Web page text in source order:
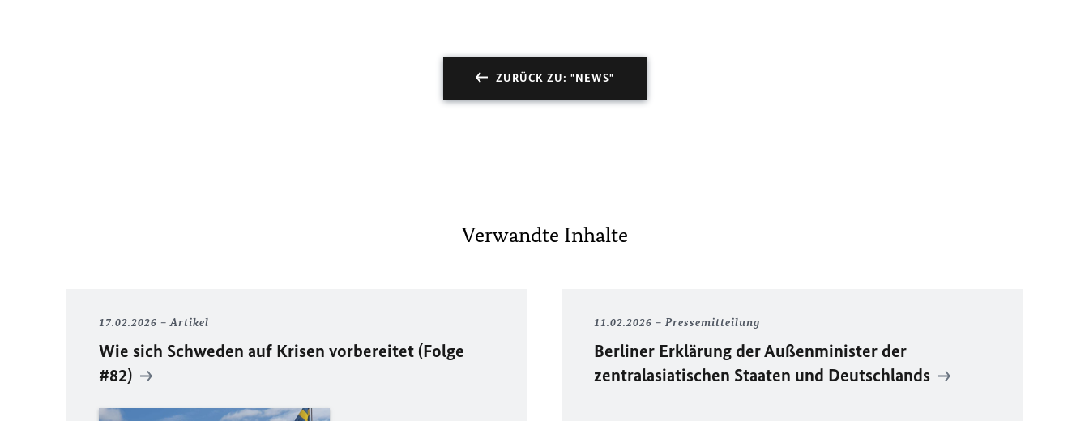
ZURÜCK ZU: "NEWS"
Verwandte Inhalte
17.02.2026 Artikel
Wie sich Schweden auf Krisen vorbereitet (Folge
#82)
11.02.2026 Pressemitteilung
Berliner Erklärung der Außenminister der
zentralasiatischen Staaten und Deutschlands